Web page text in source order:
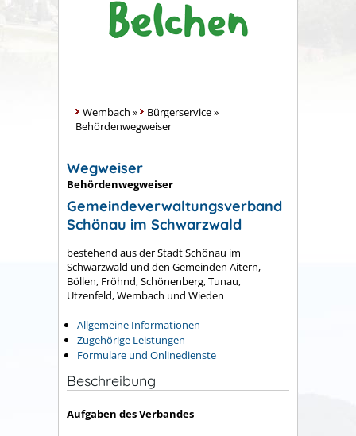
Wembach » Bürgerservice»
Behördenwegweiser
Wegweiser
Behördenwegweiser
Gemeindeverwaltungsverband
Schönau im Schwarzwald
bestehend aus der Stadt Schönau im
Schwarzwald und den Gemeinden Aitern,
Böllen, Fröhnd, Schönenberg, Tunau,
Utzenfeld, Wembach und Wieden
Allgemeine Informationen
Zugehörige Leistungen
Formulare und Onlinedienste
Beschreibung
Aufgaben des Verbandes